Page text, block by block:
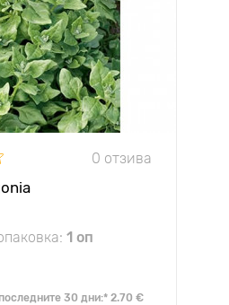
0 отзива
1 оп
30 дни:* 2.70 €